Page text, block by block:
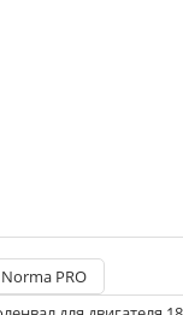
PRO